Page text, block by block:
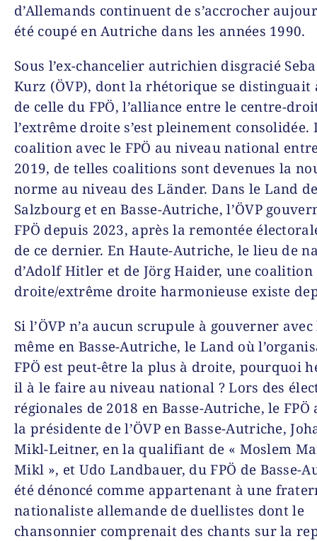
d’Allemands continuent de s’accrocher
été coupé en Autriche dans les années 1990.
Sous l’ex-chancelier autrichien disgracié
Kurz (ÖVP), dont la rhétorique se distinguait
de celle du FPÖ, l’alliance entre le centre-
l’extrême droite s’est pleinement consolidée.
coalition avec le FPÖ au niveau national
2019, de telles coalitions sont devenues la
norme au niveau des Länder. Dans le Land
Salzbourg et en Basse-Autriche, l’ÖVP
FPÖ depuis 2023, après la remontée
de ce dernier. En Haute-Autriche, le lieu de
d’Adolf Hitler et de Jörg Haider, une coalition
droite/extrême droite harmonieuse existe
Si l’ÖVP n’a aucun scrupule à gouverner avec
même en Basse-Autriche, le Land où
FPÖ est peut-être la plus à droite, pourquoi
il à le faire au niveau national ? Lors des
régionales de 2018 en Basse-Autriche, le FPÖ
la présidente de l’ÖVP en Basse-Autriche,
Mikl-Leitner, en la qualifiant de « Moslem
Mikl », et Udo Landbauer, du FPÖ de Basse-
été dénoncé comme appartenant à une
nationaliste allemande de duellistes dont le
chansonnier comprenait des chants sur la